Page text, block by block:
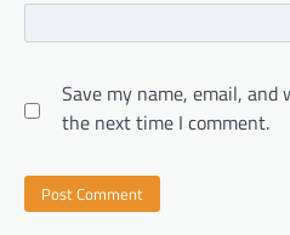
Save my name, email,
the next time I comment.